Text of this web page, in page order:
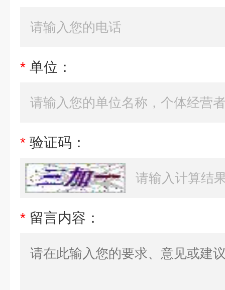
* 单位：
* 验证码：
* 留言内容：